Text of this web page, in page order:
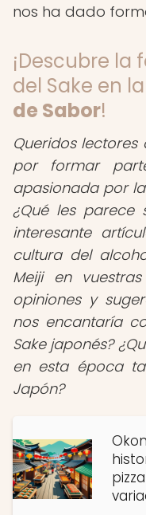
nos ha dado
¡Descubre la
del Sake en
de Sabor!
Queridos lectores
por formar
apasionada por
¿Qué les parece
interesante
cultura del
Meiji en
opiniones y
nos encantaría
Sake japonés?
en esta época
Japón?